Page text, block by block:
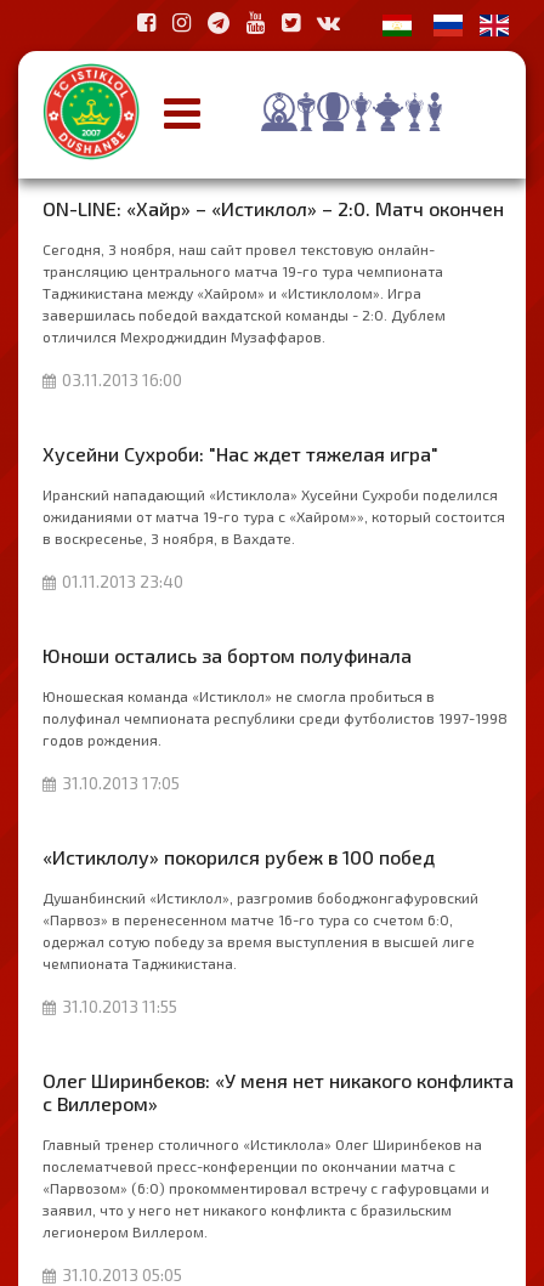
ON-LINE: «Хайр» – «Истиклол» – 2:0. Матч окончен
Сегодня, 3 ноября, наш сайт провел текстовую онлайн-
трансляцию центрального матча 19-го тура чемпионата
Таджикистана между «Хайром» и «Истиклолом». Игра
завершилась победой вахдатской команды - 2:0. Дублем
отличился Мехроджиддин Музаффаров.
03.11.2013 16:00
Хусейни Сухроби: "Нас ждет тяжелая игра"
Иранский нападающий «Истиклола» Хусейни Сухроби поделился
ожиданиями от матча 19-го тура с «Хайром»», который состоится
в воскресенье, 3 ноября, в Вахдате.
01.11.2013 23:40
Юноши остались за бортом полуфинала
Юношеская команда «Истиклол» не смогла пробиться в
полуфинал чемпионата республики среди футболистов 1997-1998
годов рождения.
31.10.2013 17:05
«Истиклолу» покорился рубеж в 100 побед
Душанбинский «Истиклол», разгромив бободжонгафуровский
«Парвоз» в перенесенном матче 16-го тура со счетом 6:0,
одержал сотую победу за время выступления в высшей лиге
чемпионата Таджикистана.
31.10.2013 11:55
Олег Ширинбеков: «У меня нет никакого конфликта
с Виллером»
Главный тренер столичного «Истиклола» Олег Ширинбеков на
послематчевой пресс-конференции по окончании матча с
«Парвозом» (6:0) прокомментировал встречу с гафуровцами и
заявил, что у него нет никакого конфликта с бразильским
легионером Виллером.
31.10.2013 05:05